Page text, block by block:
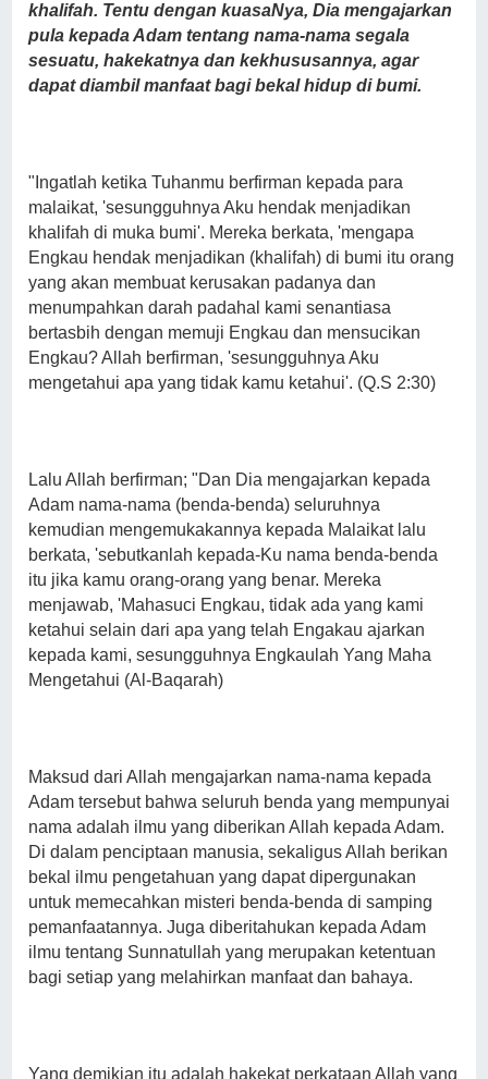
khalifah. Tentu dengan kuasaNya, Dia mengajarkan
pula kepada Adam tentang nama-nama segala
sesuatu, hakekatnya dan kekhususannya, agar
dapat diambil manfaat bagi bekal hidup di bumi.
"Ingatlah ketika Tuhanmu berfirman kepada para
malaikat, 'sesungguhnya Aku hendak menjadikan
khalifah di muka bumi'. Mereka berkata, 'mengapa
Engkau hendak menjadikan (khalifah) di bumi itu orang
yang akan membuat kerusakan padanya dan
menumpahkan darah padahal kami senantiasa
bertasbih dengan memuji Engkau dan mensucikan
Engkau? Allah berfirman, 'sesungguhnya Aku
mengetahui apa yang tidak kamu ketahui'. (Q.S 2:30)
Lalu Allah berfirman; "Dan Dia mengajarkan kepada
Adam nama-nama (benda-benda) seluruhnya
kemudian mengemukakannya kepada Malaikat lalu
berkata, 'sebutkanlah kepada-Ku nama benda-benda
itu jika kamu orang-orang yang benar. Mereka
menjawab, 'Mahasuci Engkau, tidak ada yang kami
ketahui selain dari apa yang telah Engakau ajarkan
kepada kami, sesungguhnya Engkaulah Yang Maha
Mengetahui (Al-Baqarah)
Maksud dari Allah mengajarkan nama-nama kepada
Adam tersebut bahwa seluruh benda yang mempunyai
nama adalah ilmu yang diberikan Allah kepada Adam.
Di dalam penciptaan manusia, sekaligus Allah berikan
bekal ilmu pengetahuan yang dapat dipergunakan
untuk memecahkan misteri benda-benda di samping
pemanfaatannya. Juga diberitahukan kepada Adam
ilmu tentang Sunnatullah yang merupakan ketentuan
bagi setiap yang melahirkan manfaat dan bahaya.
Yang demikian itu adalah hakekat perkataan Allah yang